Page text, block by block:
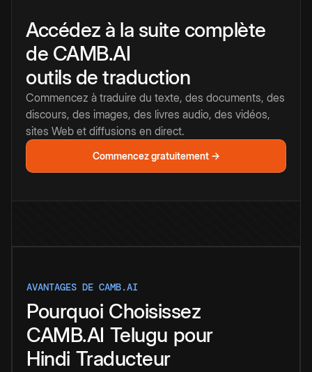
Accédez à la suite complète
de CAMB.AI
outils de traduction
Commencez à traduire du texte, des documents, des
discours, des images, des livres audio, des vidéos,
sites Web et diffusions en direct.
Commencez gratuitement →
AVANTAGES DE CAMB.AI
Pourquoi Choisissez
CAMB.AI Telugu pour
Hindi Traducteur